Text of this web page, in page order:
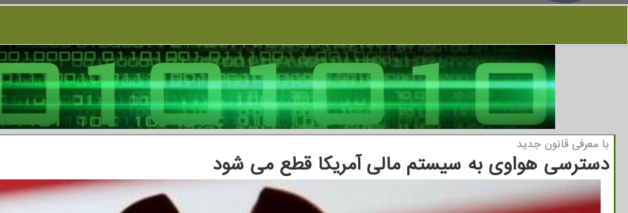
با معرفی قانون جدید
دسترسی هواوی به سیستم مالی آمریکا قطع می شود